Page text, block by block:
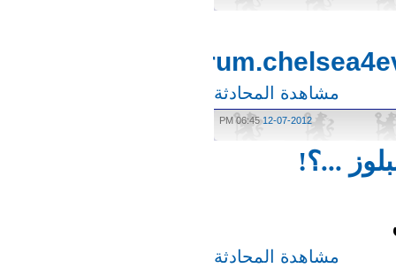
http://
مشاهدة المحادثة
12-07-2012
06:45 PM
...؟!
مشاهدة المحادثة